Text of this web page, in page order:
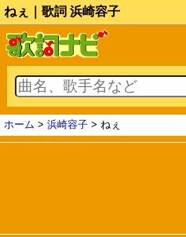
ねぇ｜歌詞 浜崎容子
ホーム > 浜崎容子 > ねぇ